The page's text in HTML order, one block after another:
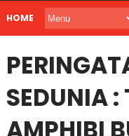
HOME
SEDUNIA